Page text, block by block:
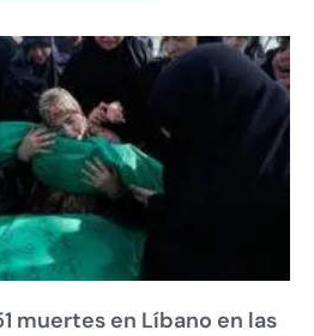
muertes en Líbano en las